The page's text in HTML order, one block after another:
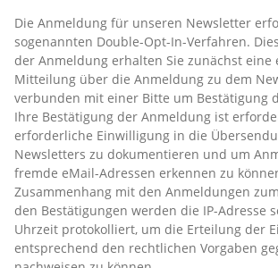
Die Anmeldung für unseren Newsletter
sogenannten Double-Opt-In-Verfahren.
der Anmeldung erhalten Sie zunächst
Mitteilung über die Anmeldung zu dem
verbunden mit einer Bitte um Bestätigung
Ihre Bestätigung der Anmeldung ist
erforderliche Einwilligung in die
Newsletters zu dokumentieren und um
fremde eMail-Adressen erkennen zu
Zusammenhang mit den Anmeldungen
den Bestätigungen werden die IP-Adresse
Uhrzeit protokolliert, um die Erteilung der
entsprechend den rechtlichen Vorgaben